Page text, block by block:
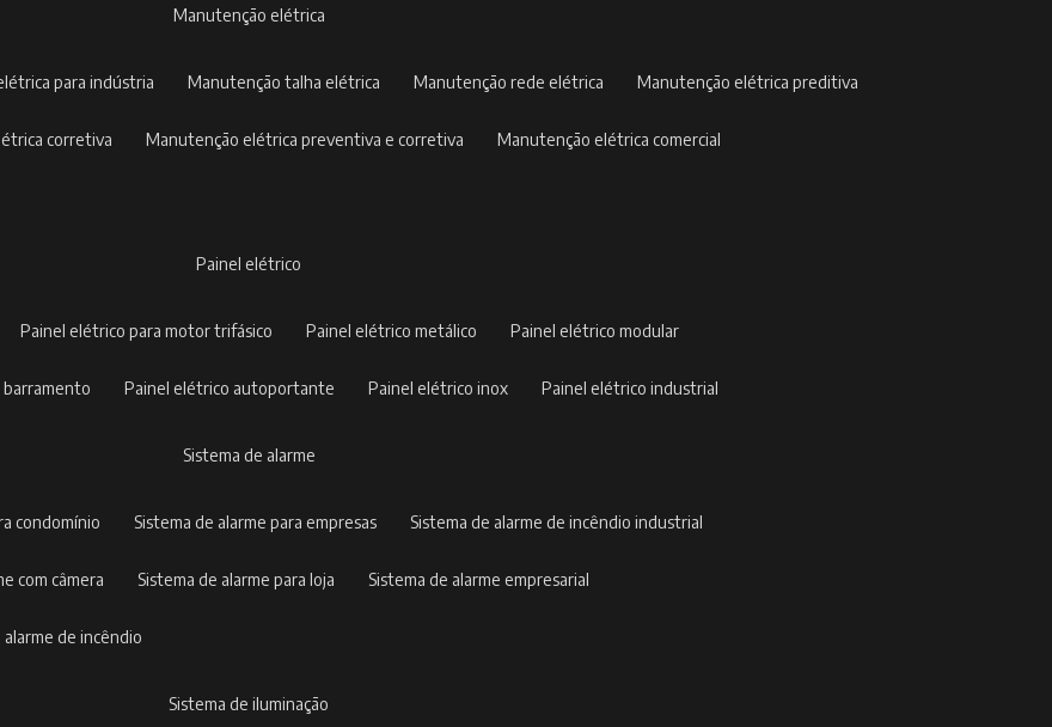
manutenção elétrica
para indústria manutenção talha elétrica manutenção rede elétrica manutenção elétrica preditiva
corretiva manutenção elétrica preventiva e corretiva manutenção elétrica comercial
painel elétrico
painel elétrico para motor trifásico painel elétrico metálico painel elétrico modular
barramento painel elétrico autoportante painel elétrico inox painel elétrico industrial
sistema de alarme
condomínio sistema de alarme para empresas sistema de alarme de incêndio industrial
com câmera sistema de alarme para loja sistema de alarme empresarial
alarme de incêndio
sistema de iluminação